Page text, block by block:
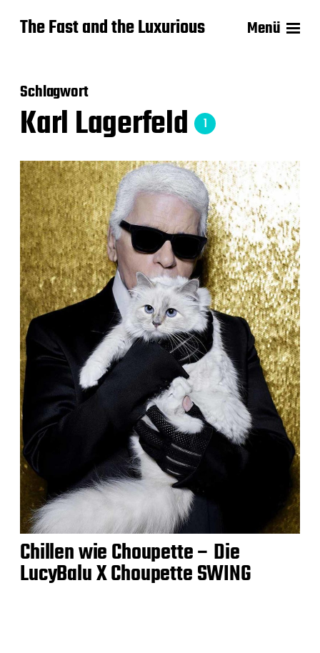
The Fast and the Luxurious Menü
Schlagwort
Karl Lagerfeld 1
Chillen wie Choupette – Die
LucyBalu X Choupette SWING